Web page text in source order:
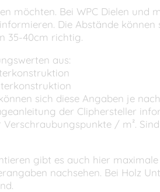
möchten. Bei WPC Dielen und
Die Abstände können
35-40cm richtig.
aus:
sich diese Angaben je nach
der Cliphersteller
/ m².
gibt es auch hier
nachsehen. Bei Holz